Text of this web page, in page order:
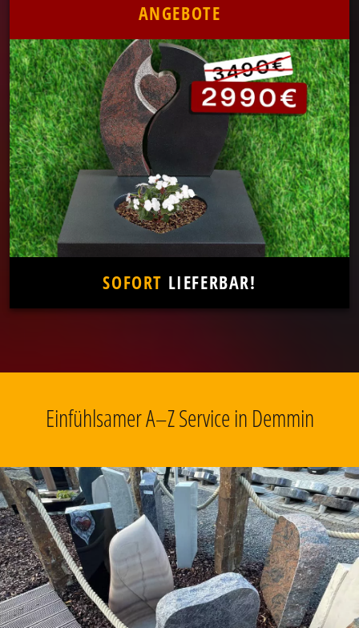
ANGEBOTE
SOFORT LIEFERBAR!
Einfühlsamer A–Z Service in Demmin